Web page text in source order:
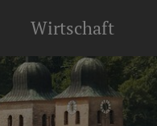
Wirtschaft